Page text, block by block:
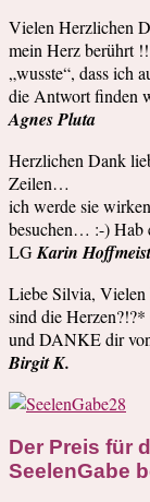
Vielen Herzlichen
mein Herz berührt
„wusste“, dass ich
die Antwort finden
Agnes Pluta
Herzlichen Dank
Zeilen…
ich werde sie
besuchen… :-) Hab
LGKarin
Liebe Silvia,
sind die
und DANKE dir
Birgit K.
Der Preis für
SeelenGabe